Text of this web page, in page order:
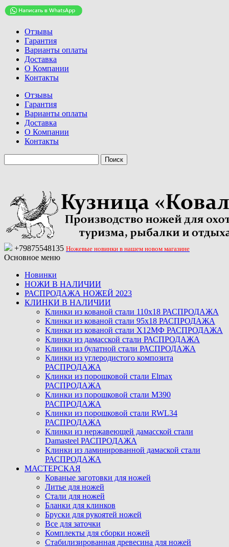
Отзывы
Гарантия
Варианты оплаты
Доставка
О Компании
Контакты
Отзывы
Гарантия
Варианты оплаты
Доставка
О Компании
Контакты
+79875548135 Ножевые новинки в нашем новом магазине
Основное меню
Новинки
НОЖИ В НАЛИЧИИ
РАСПРОДАЖА НОЖЕЙ 2023
КЛИНКИ В НАЛИЧИИ
Клинки из кованой стали 110х18 РАСПРОДАЖА
Клинки из кованой стали 95х18 РАСПРОДАЖА
Клинки из кованой стали Х12МФ РАСПРОДАЖА
Клинки из дамасской стали РАСПРОДАЖА
Клинки из булатной стали РАСПРОДАЖА
Клинки из углеродистого композита
РАСПРОДАЖА
Клинки из порошковой стали Elmax
РАСПРОДАЖА
Клинки из порошковой стали M390
РАСПРОДАЖА
Клинки из порошковой стали RWL34
РАСПРОДАЖА
Клинки из нержавеющей дамасской стали
Damasteel РАСПРОДАЖА
Клинки из ламинированной дамаской стали
РАСПРОДАЖА
МАСТЕРСКАЯ
Кованые заготовки для ножей
Литье для ножей
Стали для ножей
Бланки для клинков
Бруски для рукоятей ножей
Все для заточки
Комплекты для сборки ножей
Стабилизированная древесина для ножей